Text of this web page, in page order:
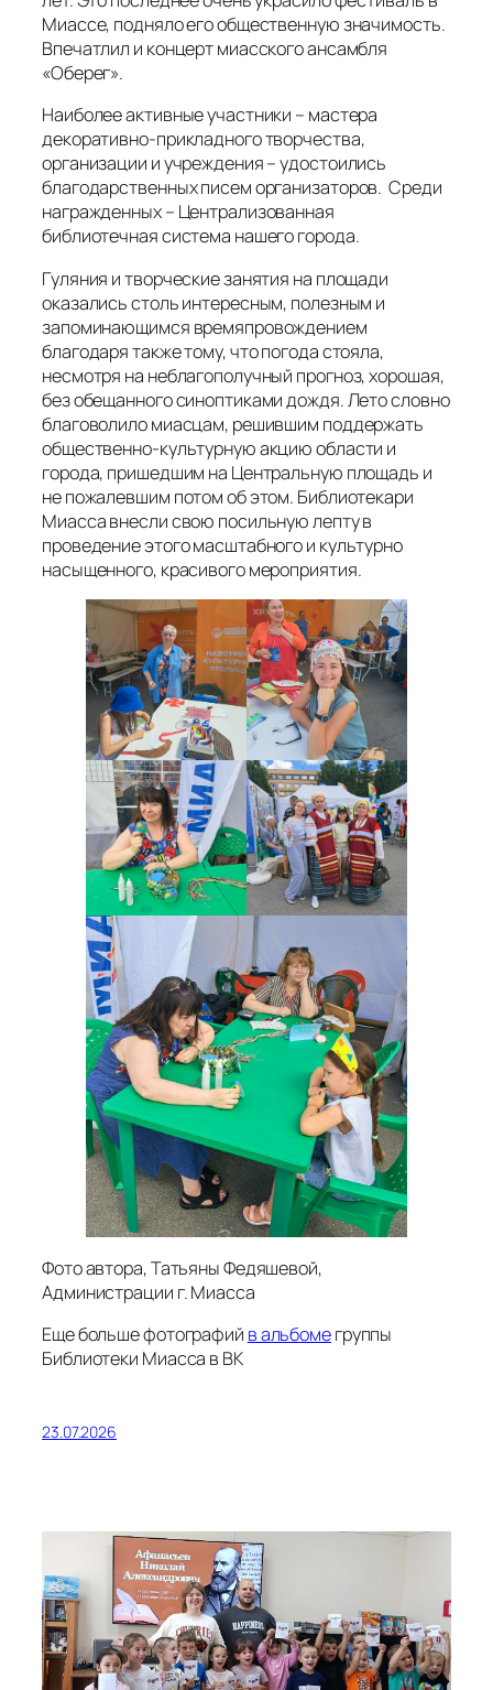
Миассе, подняло его общественную значимость.
Впечатлил и концерт миасского ансамбля
«Оберег».
Наиболее активные участники – мастера
декоративно-прикладного творчества,
организации и учреждения – удостоились
благодарственных писем организаторов. Среди
награжденных – Централизованная
библиотечная система нашего города.
Гуляния и творческие занятия на площади
оказались столь интересным, полезным и
запоминающимся времяпровождением
благодаря также тому, что погода стояла,
несмотря на неблагополучный прогноз, хорошая,
без обещанного синоптиками дождя. Лето словно
благоволило миасцам, решившим поддержать
общественно-культурную акцию области и
города, пришедшим на Центральную площадь и
не пожалевшим потом об этом. Библиотекари
Миасса внесли свою посильную лепту в
проведение этого масштабного и культурно
насыщенного, красивого мероприятия.
Фото автора, Татьяны Федяшевой,
Администрации г. Миасса
Еще больше фотографий в альбомегруппы
Библиотеки Миасса в ВК
23.07.2026